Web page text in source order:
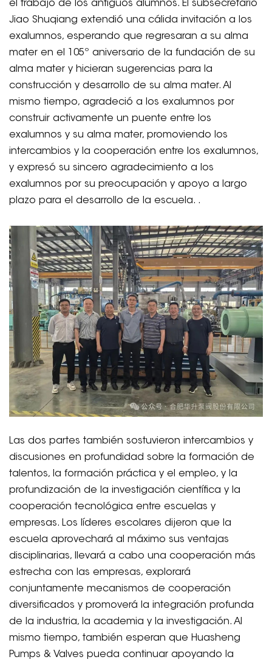
el trabajo de los antiguos alumnos. El subsecretario
Jiao Shuqiang extendió una cálida invitación a los
exalumnos, esperando que regresaran a su alma
mater en el 105º aniversario de la fundación de su
alma mater y hicieran sugerencias para la
construcción y desarrollo de su alma mater. Al
mismo tiempo, agradeció a los exalumnos por
construir activamente un puente entre los
exalumnos y su alma mater, promoviendo los
intercambios y la cooperación entre los exalumnos,
y expresó su sincero agradecimiento a los
exalumnos por su preocupación y apoyo a largo
plazo para el desarrollo de la escuela. .
Las dos partes también sostuvieron intercambios y
discusiones en profundidad sobre la formación de
talentos, la formación práctica y el empleo, y la
profundización de la investigación científica y la
cooperación tecnológica entre escuelas y
empresas. Los líderes escolares dijeron que la
escuela aprovechará al máximo sus ventajas
disciplinarias, llevará a cabo una cooperación más
estrecha con las empresas, explorará
conjuntamente mecanismos de cooperación
diversificados y promoverá la integración profunda
de la industria, la academia y la investigación. Al
mismo tiempo, también esperan que Huasheng
Pumps & Valves pueda continuar apoyando la